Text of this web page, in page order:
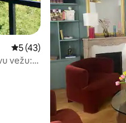
129
Priemerné ohodnotenie 5 z
5 (43)
vežu: